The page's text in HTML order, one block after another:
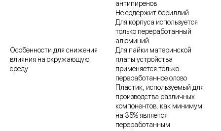
Особенности для снижения
влияния на окружающую
среду
антипиренов
Не содержит бериллий
Для корпуса используется
только переработанный
алюминий
Для пайки материнской
платы устройства
применяется только
переработанное олово
Пластик, используемый для
производства различных
компонентов, как минимум
на 35% является
переработанным